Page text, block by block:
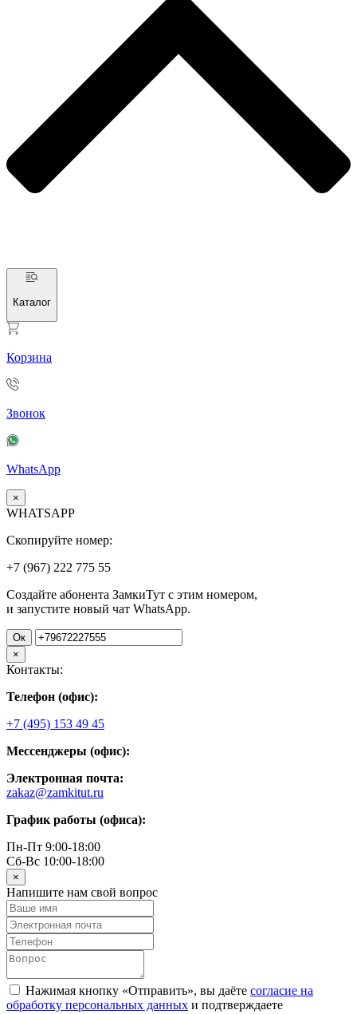
Каталог
Корзина
Звонок
WhatsApp
×
WHATSAPP
Скопируйте номер:
+7 (967) 222 775 55
Создайте абонента ЗамкиТут с этим номером,
и запустите новый чат WhatsApp.
Ок
×
Контакты:
Телефон (офис):
+7 (495) 153 49 45
Мессенджеры (офис):
Электронная почта:
zakaz@zamkitut.ru
График работы (офиса):
Пн-Пт 9:00-18:00
Сб-Вс 10:00-18:00
×
Напишите нам свой вопрос
Нажимая кнопку «Отправить», вы даёте согласие на
обработку персональных данных и подтверждаете